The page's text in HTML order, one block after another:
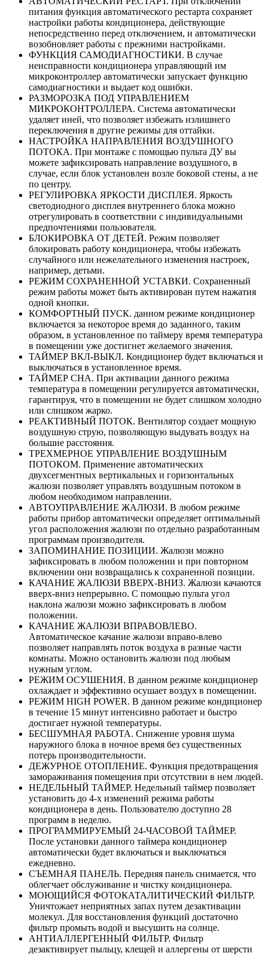
питания функция автоматического рестарта сохраняет
настройки работы кондиционера, действующие
непосредственно перед отключением, и автоматически
возобновляет работы с прежними настройками.
ФУНКЦИЯ САМОДИАГНОСТИКИ. В случае
неисправности кондиционера управляющий им
микроконтроллер автоматически запускает функцию
самодиагностики и выдает код ошибки.
РАЗМОРОЗКА ПОД УПРАВЛЕНИЕМ
МИКРОКОНТРОЛЛЕРА. Система автоматически
удаляет иней, что позволяет избежать излишнего
переключения в другие режимы для оттайки.
НАСТРОЙКА НАПРАВЛЕНИЯ ВОЗДУШНОГО
ПОТОКА. При монтаже с помощью пульта ДУ вы
можете зафиксировать направление воздушного, в
случае, если блок установлен возле боковой стены, а не
по центру.
РЕГУЛИРОВКА ЯРКОСТИ ДИСПЛЕЯ. Яркость
светодиодного дисплея внутреннего блока можно
отрегулировать в соответствии с индивидуальными
предпочтениями пользователя.
БЛОКИРОВКА ОТ ДЕТЕЙ. Режим позволяет
блокировать работу кондиционера, чтобы избежать
случайного или нежелательного изменения настроек,
например, детьми.
РЕЖИМ СОХРАНЕННОЙ УСТАВКИ. Сохраненный
режим работы может быть активирован путем нажатия
одной кнопки.
КОМФОРТНЫЙ ПУСК. данном режиме кондиционер
включается за некоторое время до заданного, таким
образом, в установленное по таймеру время температура
в помещении уже достигнет желаемого значения.
ТАЙМЕР ВКЛ-ВЫКЛ. Кондиционер будет включаться и
выключаться в установленное время.
ТАЙМЕР СНА. При активации данного режима
температура в помещении регулируется автоматически,
гарантируя, что в помещении не будет слишком холодно
или слишком жарко.
РЕАКТИВНЫЙ ПОТОК. Вентилятор создает мощную
воздушную струю, позволяющую выдувать воздух на
большие расстояния.
ТРЕХМЕРНОЕ УПРАВЛЕНИЕ ВОЗДУШНЫМ
ПОТОКОМ. Применение автоматических
двухсегментных вертикальных и горизонтальных
жалюзи позволяет управлять воздушным потоком в
любом необходимом направлении.
АВТОУПРАВЛЕНИЕ ЖАЛЮЗИ. В любом режиме
работы прибор автоматически определяет оптимальный
угол расположения жалюзи по отдельно разработанным
программам производителя.
ЗАПОМИНАНИЕ ПОЗИЦИИ. Жалюзи можно
зафиксировать в любом положении и при повторном
включении они возвращались к сохраненной позиции.
КАЧАНИЕ ЖАЛЮЗИ ВВЕРХ-ВНИЗ. Жалюзи качаются
вверх-вниз непрерывно. С помощью пульта угол
наклона жалюзи можно зафиксировать в любом
положении.
КАЧАНИЕ ЖАЛЮЗИ ВПРАВОВЛЕВО.
Автоматическое качание жалюзи вправо-влево
позволяет направлять поток воздуха в разные части
комнаты. Можно остановить жалюзи под любым
нужным углом.
РЕЖИМ ОСУШЕНИЯ. В данном режиме кондиционер
охлаждает и эффективно осушает воздух в помещении.
РЕЖИМ HIGH POWER. В данном режиме кондиционер
в течение 15 минут интенсивно работает и быстро
достигает нужной температуры.
БЕСШУМНАЯ РАБОТА. Снижение уровня шума
наружного блока в ночное время без существенных
потерь производительности.
ДЕЖУРНОЕ ОТОПЛЕНИЕ. Функция предотвращения
замораживания помещения при отсутствии в нем людей.
НЕДЕЛЬНЫЙ ТАЙМЕР. Недельный таймер позволяет
установить до 4-х изменений режима работы
кондиционера в день. Пользователю доступно 28
программ в неделю.
ПРОГРАММИРУЕМЫЙ 24-ЧАСОВОЙ ТАЙМЕР.
После установки данного таймера кондиционер
автоматически будет включаться и выключаться
ежедневно.
СЪЕМНАЯ ПАНЕЛЬ. Передняя панель снимается, что
облегчает обслуживание и чистку кондиционера.
МОЮЩИЙСЯ ФОТОКАТАЛИТИЧЕСКИЙ ФИЛЬТР.
Уничтожает неприятных запах путем дезактивации
молекул. Для восстановления функций достаточно
фильтр промыть водой и высушить на солнце.
АНТИАЛЛЕРГЕННЫЙ ФИЛЬТР. Фильтр
дезактивирует пыльцу, клещей и аллергены от шерсти